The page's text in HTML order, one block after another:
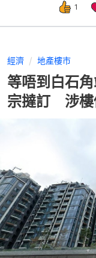
1
經濟 地產樓市
等唔到白石
宗撻訂 涉樓